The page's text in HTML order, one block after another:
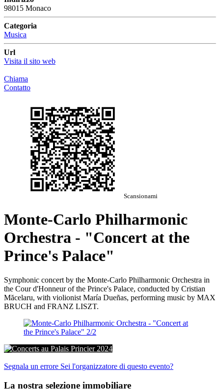
98015 Monaco
Categoria
Musica
Url
Visita il sito web
Chiama
Contatto
Scansionami
Monte-Carlo Philharmonic
Orchestra - "Concert at the
Prince's Palace"
Symphonic concert by the Monte-Carlo Philharmonic Orchestra in
the Cour d'Honneur of the Prince's Palace, conducted by Cristian
Măcelaru, with violionist María Dueñas, performing music by MAX
BRUCH and FRANZ LISZT.
Segnala un errore Sei l'organizzatore di questo evento?
La nostra selezione immobiliare